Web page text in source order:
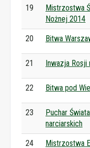
19
Mistrzostwa
Nożnej 2014
20 Bitwa
21 Inwazja Rosji
22 Bitwa pod
23
Puchar
narciarskich
24
Mistrzostwa